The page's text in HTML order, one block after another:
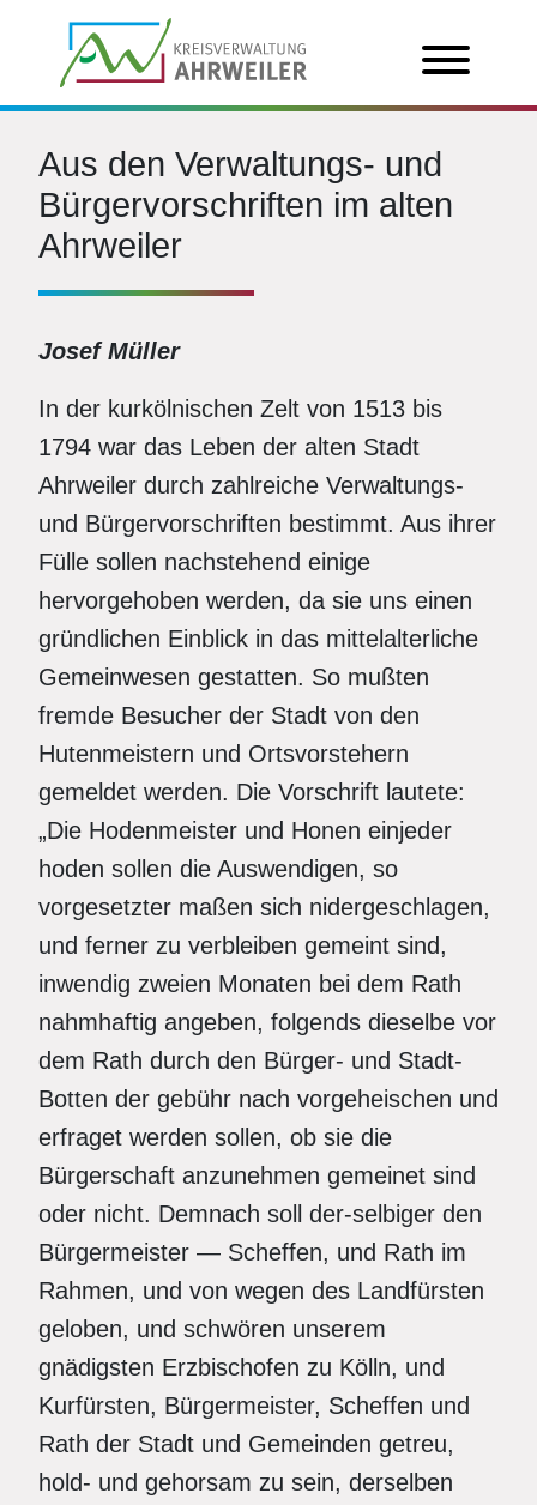
Aus den Verwaltungs- und
Bürgervorschriften im alten
Ahrweiler
Josef Müller
In der kurkölnischen Zelt von 1513 bis
1794 war das Leben der alten Stadt
Ahrweiler durch zahlreiche Verwaltungs-
und Bürgervorschriften bestimmt. Aus ihrer
Fülle sollen nachstehend einige
hervorgehoben werden, da sie uns einen
gründlichen Einblick in das mittelalterliche
Gemeinwesen gestatten. So mußten
fremde Besucher der Stadt von den
Hutenmeistern und Ortsvorstehern
gemeldet werden. Die Vorschrift lautete:
„Die Hodenmeister und Honen einjeder
hoden sollen die Auswendigen, so
vorgesetzter maßen sich nidergeschlagen,
und ferner zu verbleiben gemeint sind,
inwendig zweien Monaten bei dem Rath
nahmhaftig angeben, folgends dieselbe vor
dem Rath durch den Bürger- und Stadt-
Botten der gebühr nach vorgeheischen und
erfraget werden sollen, ob sie die
Bürgerschaft anzunehmen gemeinet sind
oder nicht. Demnach soll der-selbiger den
Bürgermeister — Scheffen, und Rath im
Rahmen, und von wegen des Landfürsten
geloben, und schwören unserem
gnädigsten Erzbischofen zu Kölln, und
Kurfürsten, Bürgermeister, Scheffen und
Rath der Stadt und Gemeinden getreu,
hold- und gehorsam zu sein, derselben